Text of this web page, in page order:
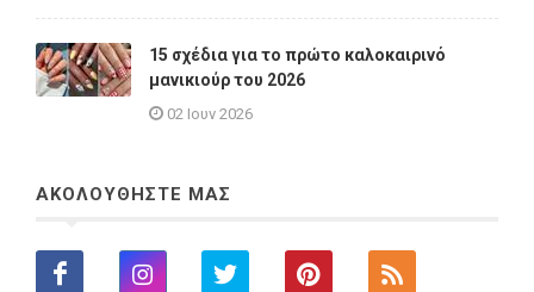
15 σχέδια για το πρώτο καλοκαιρινό
μανικιούρ του 2026
02 Ιουν 2026
ΑΚΟΛΟΥΘΗΣΤΕ ΜΑΣ